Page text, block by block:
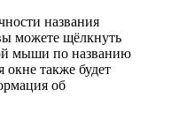
названия
можете щёлкнуть
мыши по названию
также будет
об